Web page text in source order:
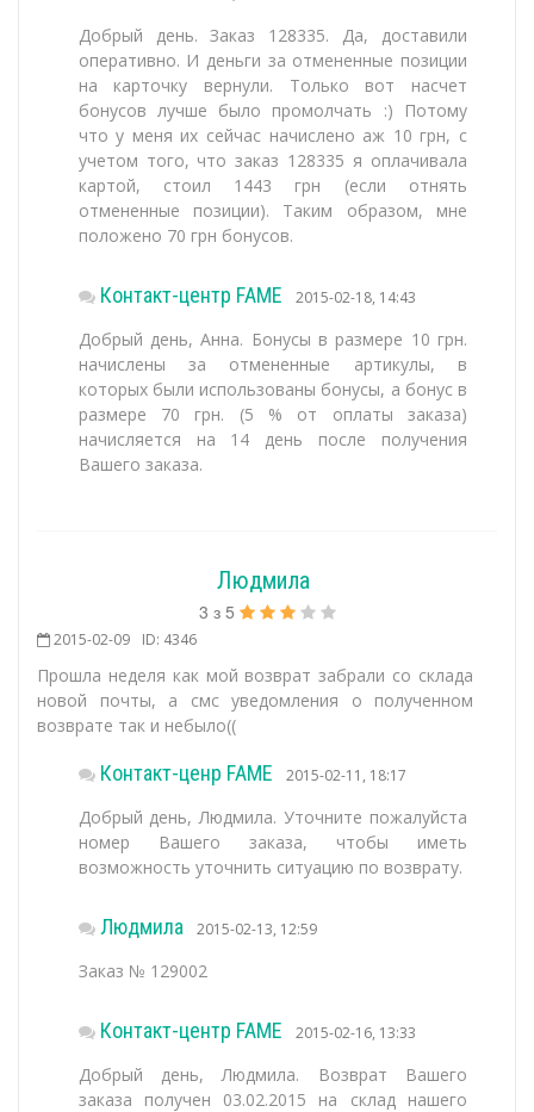
Добрый день. Заказ 128335. Да, доставили
оперативно. И деньги за отмененные позиции
на карточку вернули. Только вот насчет
бонусов лучше было промолчать :) Потому
что у меня их сейчас начислено аж 10 грн, с
учетом того, что заказ 128335 я оплачивала
картой, стоил 1443 грн (если отнять
отмененные позиции). Таким образом, мне
положено 70 грн бонусов.
Контакт-центр FAME 2015-02-18, 14:43
Добрый день, Анна. Бонусы в размере 10 грн.
начислены за отмененные артикулы, в
которых были использованы бонусы, а бонус в
размере 70 грн. (5 % от оплаты заказа)
начисляется на 14 день после получения
Вашего заказа.
Людмила
3 з 5
2015-02-09 ID: 4346
Прошла неделя как мой возврат забрали со склада
новой почты, а смс уведомления о полученном
возврате так и небыло((
Контакт-ценр FAME 2015-02-11, 18:17
Добрый день, Людмила. Уточните пожалуйста
номер Вашего заказа, чтобы иметь
возможность уточнить ситуацию по возврату.
Людмила 2015-02-13, 12:59
Заказ № 129002
Контакт-центр FAME 2015-02-16, 13:33
Добрый день, Людмила. Возврат Вашего
заказа получен 03.02.2015 на склад нашего